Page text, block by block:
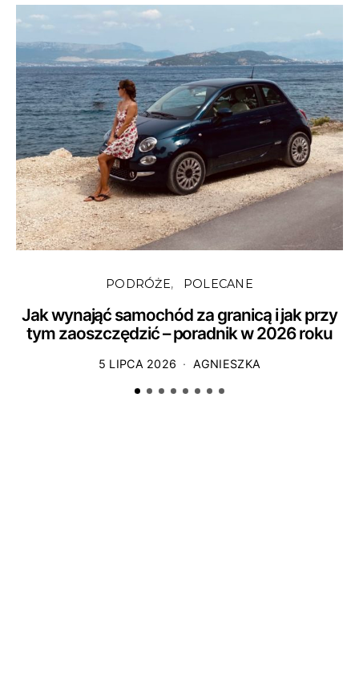
PODRÓŻE POLECANE
Jak wynająć samochód za granicą i jak przy
tym zaoszczędzić – poradnik w 2026 roku
5 LIPCA 2026 AGNIESZKA